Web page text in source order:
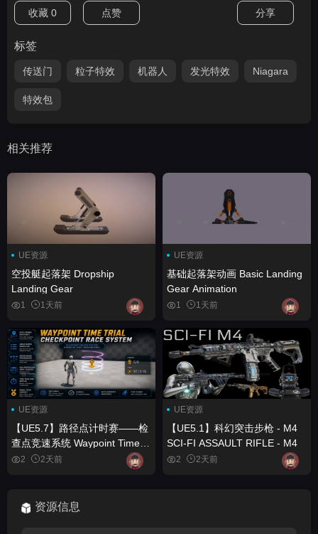
收藏 0 点赞 分享
标签
传送门 粒子特效 机器人 发光特效 Niagara
特效包
相关推荐
UE资源
空投艇起落架 Dropship
Landing Gear
1 1天前
UE资源
基础起落架动画 Basic Landing
Gear Animation
1 1天前
UE资源
【UE5.7】路径点计时赛——检
查点竞速系统 Waypoint Time
Trial – Checkpoint Race
2 2天前
UE资源
【UE5.1】科幻突击步枪 - M4
SCI-FI ASSAULT RIFLE - M4
2 2天前
资源信息